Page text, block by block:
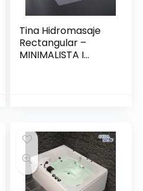
Tina Hidromasaje
Rectangular –
MINIMALISTA I